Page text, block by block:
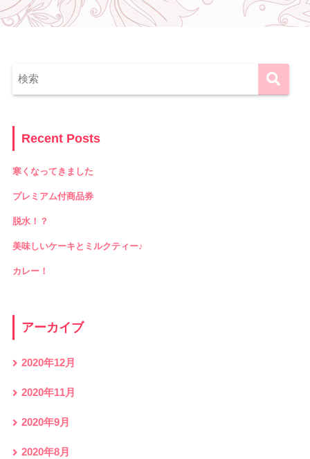
Recent Posts
寒くなってきました
プレミアム付商品券
脱水！？
美味しいケーキとミルクティー♪
カレー！
アーカイブ
2020年12月
2020年11月
2020年9月
2020年8月